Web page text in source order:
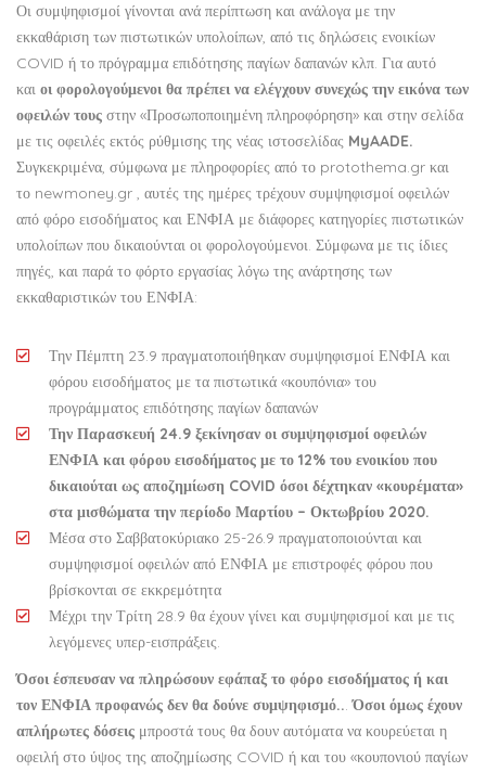
Οι συμψηφισμοί γίνονται ανά περίπτωση και ανάλογα με την
εκκαθάριση των πιστωτικών υπολοίπων, από τις δηλώσεις ενοικίων
COVID ή το πρόγραμμα επιδότησης παγίων δαπανών κλπ. Για αυτό
και οι φορολογούμενοι θα πρέπει να ελέγχουν συνεχώς την εικόνα των
οφειλών τους στην «Προσωποποιημένη πληροφόρηση» και στην σελίδα
με τις οφειλές εκτός ρύθμισης της νέας ιστοσελίδας MyAADE.
Συγκεκριμένα, σύμφωνα με πληροφορίες από το protothema.gr και
το newmoney.gr , αυτές της ημέρες τρέχουν συμψηφισμοί οφειλών
από φόρο εισοδήματος και ΕΝΦΙΑ με διάφορες κατηγορίες πιστωτικών
υπολοίπων που δικαιούνται οι φορολογούμενοι. Σύμφωνα με τις ίδιες
πηγές, και παρά το φόρτο εργασίας λόγω της ανάρτησης των
εκκαθαριστικών του ΕΝΦΙΑ:
Την Πέμπτη 23.9 πραγματοποιήθηκαν συμψηφισμοί ΕΝΦΙΑ και
φόρου εισοδήματος με τα πιστωτικά «κουπόνια» του
προγράμματος επιδότησης παγίων δαπανών
Την Παρασκευή 24.9 ξεκίνησαν οι συμψηφισμοί οφειλών
ΕΝΦΙΑ και φόρου εισοδήματος με το 12% του ενοικίου που
δικαιούται ως αποζημίωση COVID όσοι δέχτηκαν «κουρέματα»
στα μισθώματα την περίοδο Μαρτίου – Οκτωβρίου 2020.
Μέσα στο Σαββατοκύριακο 25-26.9 πραγματοποιούνται και
συμψηφισμοί οφειλών από ΕΝΦΙΑ με επιστροφές φόρου που
βρίσκονται σε εκκρεμότητα
Μέχρι την Τρίτη 28.9 θα έχουν γίνει και συμψηφισμοί και με τις
λεγόμενες υπερ-εισπράξεις.
Όσοι έσπευσαν να πληρώσουν εφάπαξ το φόρο εισοδήματος ή και
τον ΕΝΦΙΑ προφανώς δεν θα δούνε συμψηφισμό...Όσοι όμως έχουν
απλήρωτες δόσεις μπροστά τους θα δουν αυτόματα να κουρεύεται η
οφειλή στο ύψος της αποζημίωσης COVID ή και του «κουπονιού παγίων